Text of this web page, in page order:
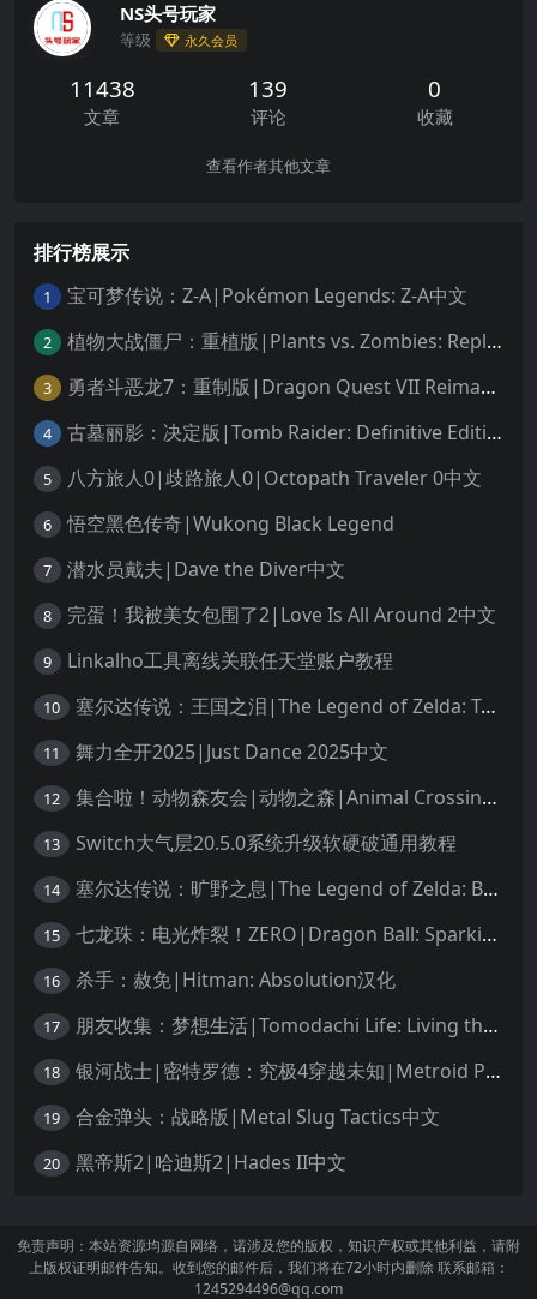
NS头号玩家
等级 永久会员
11438
文章
139
评论
0
收藏
查看作者其他文章
排行榜展示
1 宝可梦传说：Z-A|Pokémon Legends: Z-A中文
2 植物大战僵尸：重植版|Plants vs. Zombies: Replanted中文
3 勇者斗恶龙7：重制版|Dragon Quest VII Reimagined中文
4 古墓丽影：决定版|Tomb Raider: Definitive Edition中文
5 八方旅人0|歧路旅人0|Octopath Traveler 0中文
6 悟空黑色传奇|Wukong Black Legend
7 潜水员戴夫|Dave the Diver中文
8 完蛋！我被美女包围了2|Love Is All Around 2中文
9 Linkalho工具离线关联任天堂账户教程
10 塞尔达传说：王国之泪|The Legend of Zelda: Tears of the Kingdom中文
11 舞力全开2025|Just Dance 2025中文
12 集合啦！动物森友会|动物之森|Animal Crossing: New Horizons中文
13 Switch大气层20.5.0系统升级软硬破通用教程
14 塞尔达传说：旷野之息|The Legend of Zelda: Breath of the Wild中文
15 七龙珠：电光炸裂！ZERO|Dragon Ball: Sparking! Zero中文
16 杀手：赦免|Hitman: Absolution汉化
17 朋友收集：梦想生活|Tomodachi Life: Living the Dream中文
18 银河战士|密特罗德：究极4穿越未知|Metroid Prime 4: Beyond中文
19 合金弹头：战略版|Metal Slug Tactics中文
20 黑帝斯2|哈迪斯2|Hades II中文
免责声明：本站资源均源自网络，诺涉及您的版权，知识产权或其他利益，请附
上版权证明邮件告知。收到您的邮件后，我们将在72小时内删除 联系邮箱：
1245294496@qq.com